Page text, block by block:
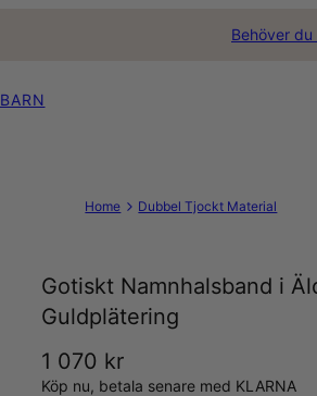
Behöver du
BARN
Home Dubbel Tjockt Material
Gotiskt Namnhalsband i
Guldplätering
1 070 kr
Köp nu, betala senare med KLARNA